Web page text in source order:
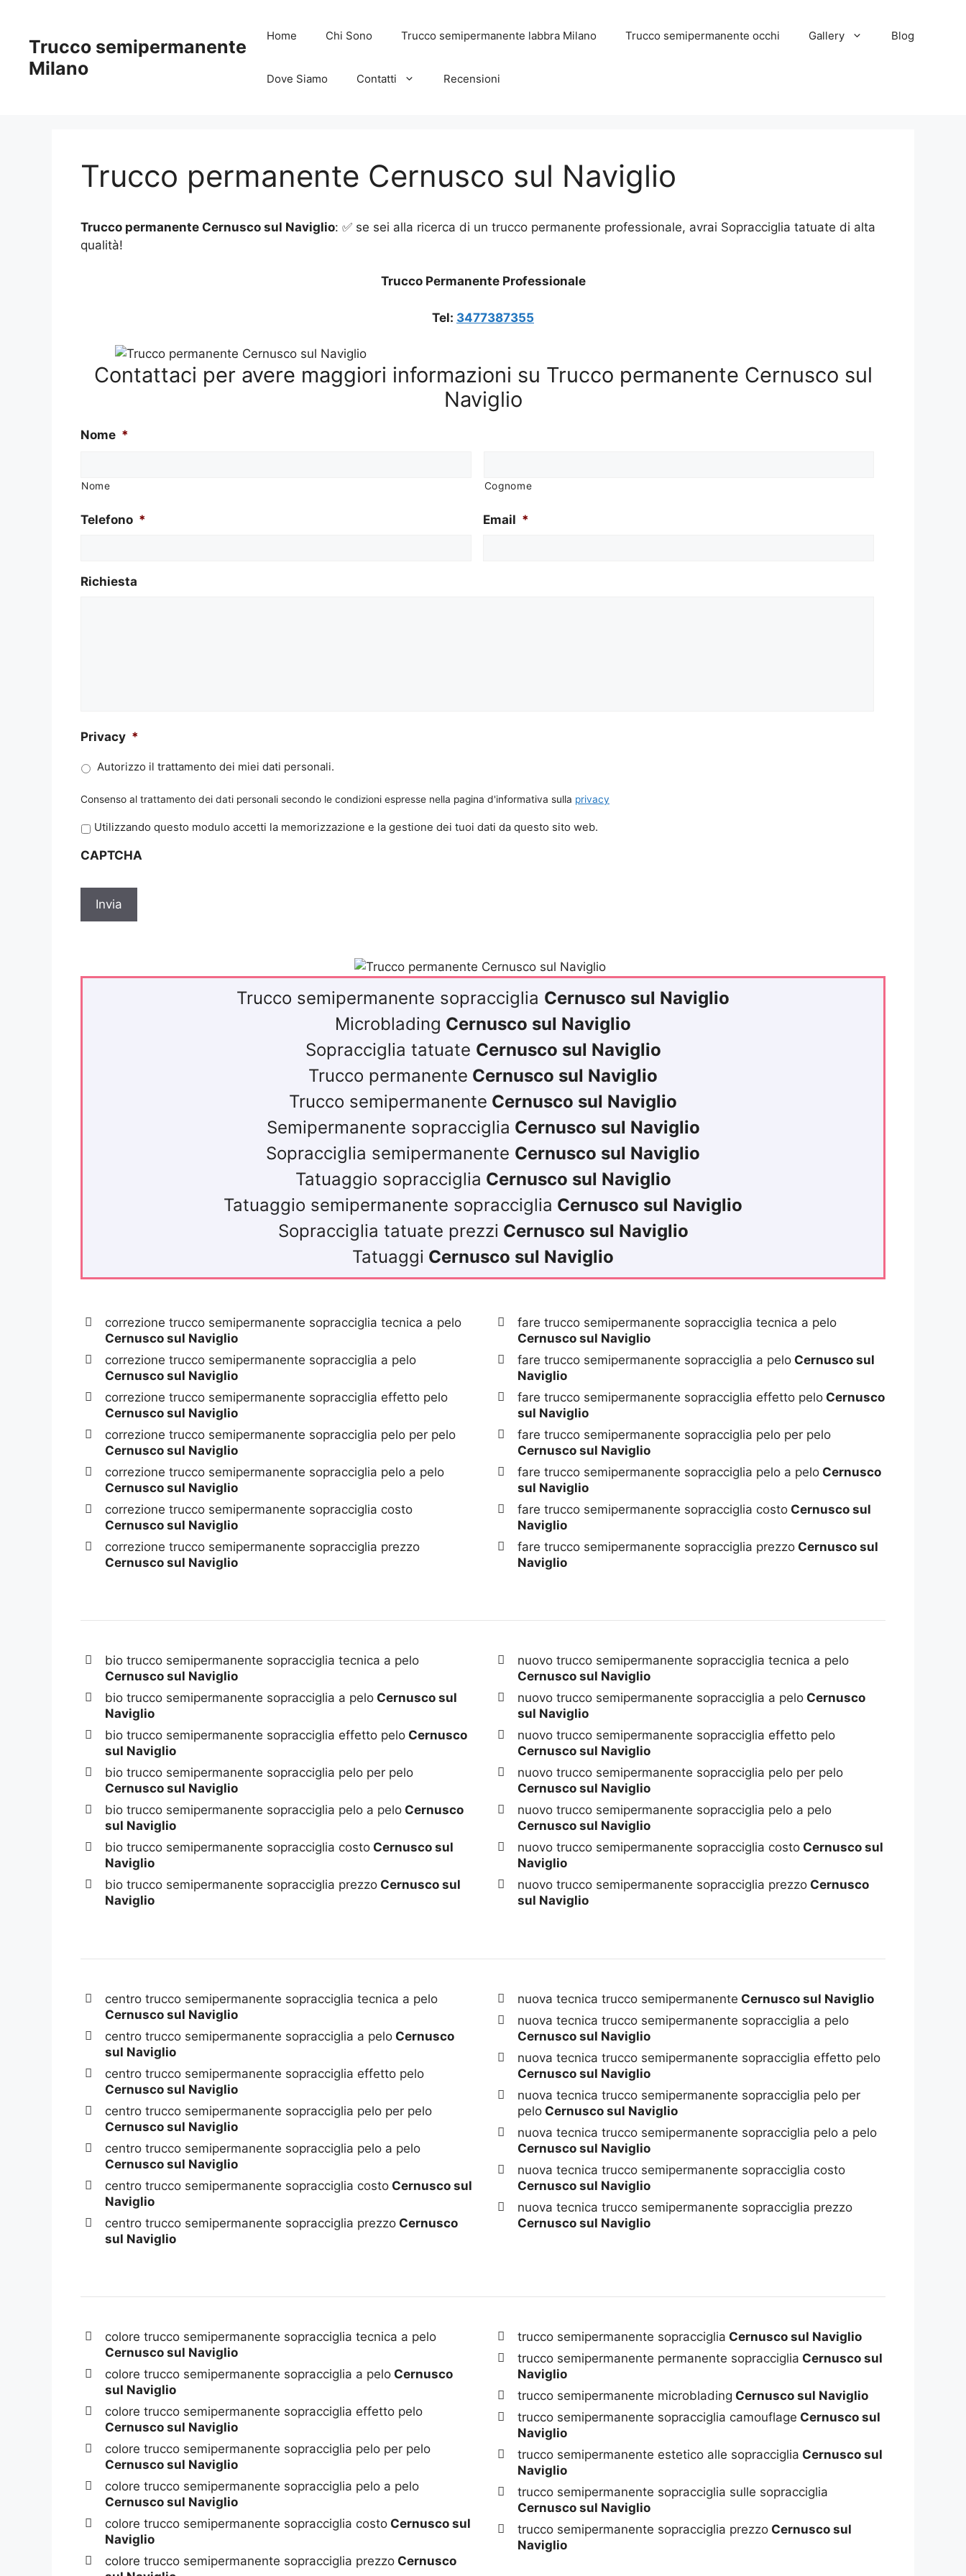
contenutoTrucco semipermanente
Milano
Home Chi Sono Trucco semipermanente labbra Milano Trucco semipermanente occhi Gallery Blog
Dove Siamo Contatti Recensioni
Trucco permanente Cernusco sul Naviglio
Trucco permanente Cernusco sul Naviglio: ✅ se sei alla ricerca di un trucco permanente professionale, avrai Sopracciglia tatuate di alta
qualità!
Trucco Permanente Professionale
Tel: 3477387355
Contattaci per avere maggiori informazioni su Trucco permanente Cernusco sul
Naviglio
Nome *
Nome Cognome
Telefono * Email *
Richiesta
Privacy *
Autorizzo il trattamento dei miei dati personali.
Consenso al trattamento dei dati personali secondo le condizioni espresse nella pagina d'informativa sulla privacy
P
i
a
y
Utilizzando questo modulo accetti la memorizzazione e la gestione dei tuoi dati da questo sito web.
CAPTCHA
Trucco semipermanente sopracciglia Cernusco sul Naviglio
Microblading Cernusco sul Naviglio
Sopracciglia tatuate Cernusco sul Naviglio
Trucco permanente Cernusco sul Naviglio
Trucco semipermanente Cernusco sul Naviglio
Semipermanente sopracciglia Cernusco sul Naviglio
Sopracciglia semipermanente Cernusco sul Naviglio
Tatuaggio sopracciglia Cernusco sul Naviglio
Tatuaggio semipermanente sopracciglia Cernusco sul Naviglio
Sopracciglia tatuate prezzi Cernusco sul Naviglio
Tatuaggi Cernusco sul Naviglio
correzione trucco semipermanente sopracciglia tecnica a pelo
Cernusco sul Naviglio
correzione trucco semipermanente sopracciglia a pelo
Cernusco sul Naviglio
correzione trucco semipermanente sopracciglia effetto pelo
Cernusco sul Naviglio
correzione trucco semipermanente sopracciglia pelo per pelo
Cernusco sul Naviglio
correzione trucco semipermanente sopracciglia pelo a pelo
Cernusco sul Naviglio
correzione trucco semipermanente sopracciglia costo
Cernusco sul Naviglio
correzione trucco semipermanente sopracciglia prezzo
Cernusco sul Naviglio
fare trucco semipermanente sopracciglia tecnica a pelo
Cernusco sul Naviglio
fare trucco semipermanente sopracciglia a pelo Cernusco sul
Naviglio
fare trucco semipermanente sopracciglia effetto pelo Cernusco
sul Naviglio
fare trucco semipermanente sopracciglia pelo per pelo
Cernusco sul Naviglio
fare trucco semipermanente sopracciglia pelo a pelo Cernusco
sul Naviglio
fare trucco semipermanente sopracciglia costo Cernusco sul
Naviglio
fare trucco semipermanente sopracciglia prezzo Cernusco sul
Naviglio
bio trucco semipermanente sopracciglia tecnica a pelo
Cernusco sul Naviglio
bio trucco semipermanente sopracciglia a pelo Cernusco sul
Naviglio
bio trucco semipermanente sopracciglia effetto pelo Cernusco
sul Naviglio
bio trucco semipermanente sopracciglia pelo per pelo
Cernusco sul Naviglio
bio trucco semipermanente sopracciglia pelo a pelo Cernusco
sul Naviglio
bio trucco semipermanente sopracciglia costo Cernusco sul
Naviglio
bio trucco semipermanente sopracciglia prezzo Cernusco sul
Naviglio
nuovo trucco semipermanente sopracciglia tecnica a pelo
Cernusco sul Naviglio
nuovo trucco semipermanente sopracciglia a pelo Cernusco
sul Naviglio
nuovo trucco semipermanente sopracciglia effetto pelo
Cernusco sul Naviglio
nuovo trucco semipermanente sopracciglia pelo per pelo
Cernusco sul Naviglio
nuovo trucco semipermanente sopracciglia pelo a pelo
Cernusco sul Naviglio
nuovo trucco semipermanente sopracciglia costo Cernusco sul
Naviglio
nuovo trucco semipermanente sopracciglia prezzo Cernusco
sul Naviglio
centro trucco semipermanente sopracciglia tecnica a pelo
Cernusco sul Naviglio
centro trucco semipermanente sopracciglia a pelo Cernusco
sul Naviglio
centro trucco semipermanente sopracciglia effetto pelo
Cernusco sul Naviglio
centro trucco semipermanente sopracciglia pelo per pelo
Cernusco sul Naviglio
centro trucco semipermanente sopracciglia pelo a pelo
Cernusco sul Naviglio
centro trucco semipermanente sopracciglia costo Cernusco sul
Naviglio
centro trucco semipermanente sopracciglia prezzo Cernusco
sul Naviglio
nuova tecnica trucco semipermanente Cernusco sul Naviglio
nuova tecnica trucco semipermanente sopracciglia a pelo
Cernusco sul Naviglio
nuova tecnica trucco semipermanente sopracciglia effetto pelo
Cernusco sul Naviglio
nuova tecnica trucco semipermanente sopracciglia pelo per
pelo Cernusco sul Naviglio
nuova tecnica trucco semipermanente sopracciglia pelo a pelo
Cernusco sul Naviglio
nuova tecnica trucco semipermanente sopracciglia costo
Cernusco sul Naviglio
nuova tecnica trucco semipermanente sopracciglia prezzo
Cernusco sul Naviglio
colore trucco semipermanente sopracciglia tecnica a pelo
Cernusco sul Naviglio
colore trucco semipermanente sopracciglia a pelo Cernusco
sul Naviglio
colore trucco semipermanente sopracciglia effetto pelo
Cernusco sul Naviglio
colore trucco semipermanente sopracciglia pelo per pelo
Cernusco sul Naviglio
colore trucco semipermanente sopracciglia pelo a pelo
Cernusco sul Naviglio
colore trucco semipermanente sopracciglia costo Cernusco sul
Naviglio
colore trucco semipermanente sopracciglia prezzo Cernusco
trucco semipermanente sopracciglia Cernusco sul Naviglio
trucco semipermanente permanente sopracciglia Cernusco sul
Naviglio
trucco semipermanente microblading Cernusco sul Naviglio
trucco semipermanente sopracciglia camouflage Cernusco sul
Naviglio
trucco semipermanente estetico alle sopracciglia Cernusco sul
Naviglio
trucco semipermanente sopracciglia sulle sopracciglia
Cernusco sul Naviglio
trucco semipermanente sopracciglia prezzo Cernusco sul
Naviglio